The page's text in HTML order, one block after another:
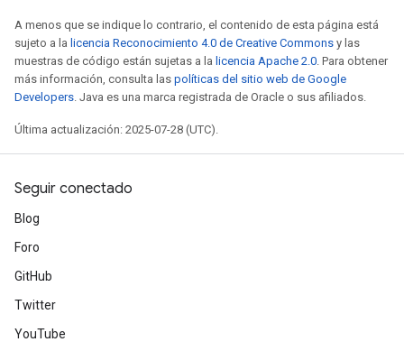
A menos que se indique lo contrario, el contenido de esta página está
sujeto a la licencia Reconocimiento 4.0 de Creative Commons y las
muestras de código están sujetas a la licencia Apache 2.0. Para obtener
más información, consulta las políticas del sitio web de Google
Developers. Java es una marca registrada de Oracle o sus afiliados.
Última actualización: 2025-07-28 (UTC).
Seguir conectado
Blog
Foro
GitHub
Twitter
YouTube